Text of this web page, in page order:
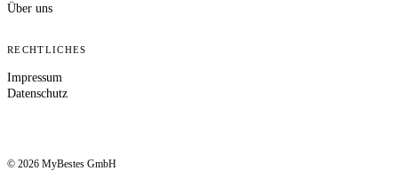
Über uns
RECHTLICHES
Impressum
Datenschutz
© 2026 MyBestes GmbH